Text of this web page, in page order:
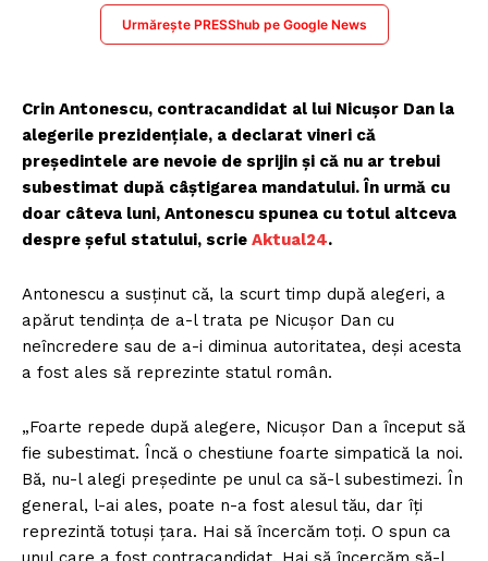
Urmărește PRESShub pe Google News
Crin Antonescu, contracandidat al lui Nicuşor Dan la
alegerile prezidenţiale, a declarat vineri că
preşedintele are nevoie de sprijin şi că nu ar trebui
subestimat după câştigarea mandatului. În urmă cu
doar câteva luni, Antonescu spunea cu totul altceva
despre șeful statului, scrie Aktual24.
Antonescu a susţinut că, la scurt timp după alegeri, a
apărut tendinţa de a-l trata pe Nicuşor Dan cu
neîncredere sau de a-i diminua autoritatea, deşi acesta
a fost ales să reprezinte statul român.
„Foarte repede după alegere, Nicuşor Dan a început să
fie subestimat. Încă o chestiune foarte simpatică la noi.
Bă, nu-l alegi preşedinte pe unul ca să-l subestimezi. În
general, l-ai ales, poate n-a fost alesul tău, dar îţi
reprezintă totuşi ţara. Hai să încercăm toţi. O spun ca